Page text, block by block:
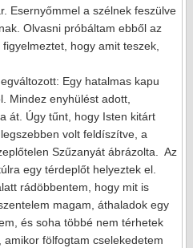
Esernyőmmel a szélnek feszülve
Olvasni próbáltam ebből az
hogy amit teszek,
Egy hatalmas kapu
Mindez enyhülést adott,
át. Úgy tűnt, hogy Isten kitárt
volt feldíszítve, a
Szűzanyát ábrázolta. Az
egy térdeplőt helyeztek el.
rádöbbentem, hogy mit is
magam, áthaladok egy
és soha többé nem térhetek
fölfogtam cselekedetem